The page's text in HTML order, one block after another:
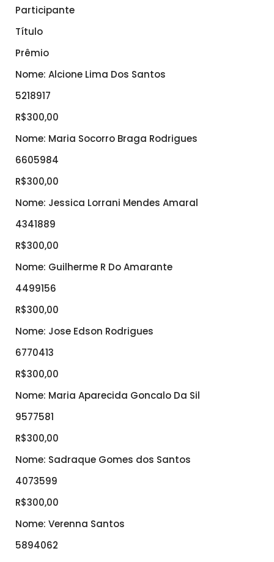
Participante
Título
Prêmio
Nome: Alcione Lima Dos Santos
5218917
R$300,00
Nome: Maria Socorro Braga Rodrigues
6605984
R$300,00
Nome: Jessica Lorrani Mendes Amaral
4341889
R$300,00
Nome: Guilherme R Do Amarante
4499156
R$300,00
Nome: Jose Edson Rodrigues
6770413
R$300,00
Nome: Maria Aparecida Goncalo Da Sil
9577581
R$300,00
Nome: Sadraque Gomes dos Santos
4073599
R$300,00
Nome: Verenna Santos
5894062